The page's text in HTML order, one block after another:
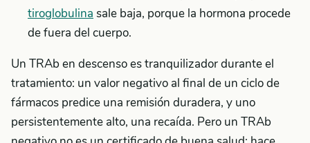
tiroglobulina sale baja, porque la hormona procede
de fuera del cuerpo.
Un TRAb en descenso es tranquilizador durante el
tratamiento: un valor negativo al final de un ciclo de
fármacos predice una remisión duradera, y uno
persistentemente alto, una recaída. Pero un TRAb